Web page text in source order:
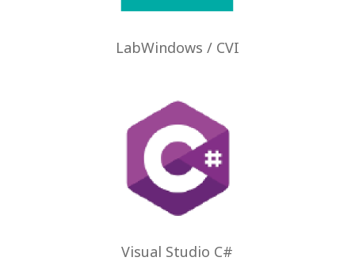
LabWindows / CVI
Visual Studio C#